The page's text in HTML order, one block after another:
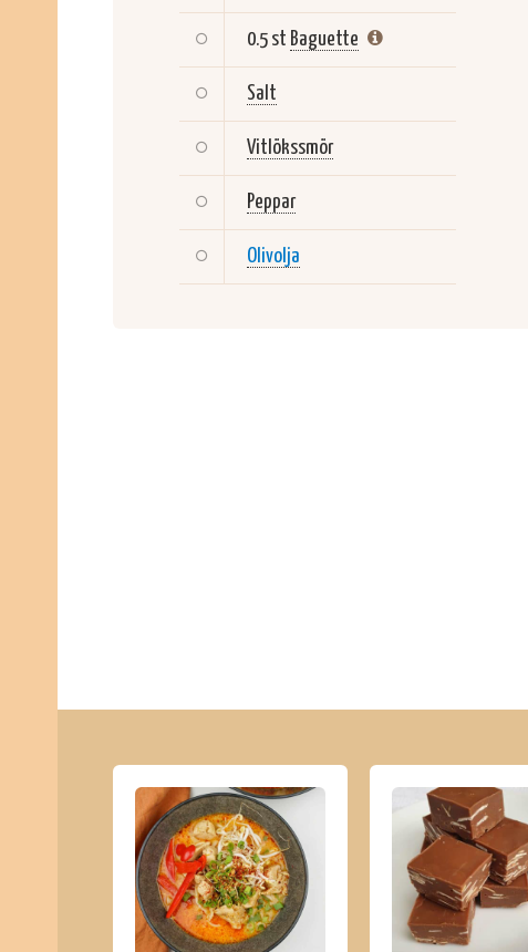
0.5 st Baguette
Salt
Vitlökssmör
Peppar
Olivolja